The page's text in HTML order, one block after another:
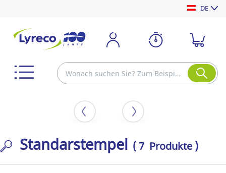
DE
Standarstempel ( 7 Produkte )